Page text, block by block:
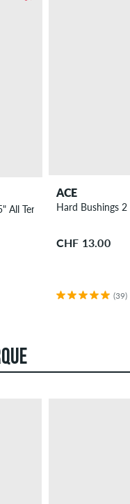
All Terrain Truck 2 Pack 8"
ACE
Hard Bushings 2
CHF 13.00
(39)